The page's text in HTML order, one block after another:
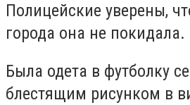
Полицейские уверены,
города она не покидала.
Была одета в футболку
блестящим рисунком в